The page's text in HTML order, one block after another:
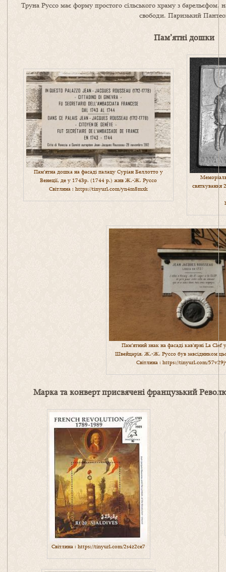
Труна Руссо має форму простого сільського храму з барельєфом,
свободи. Паризький
Пам’ятні дошки
Пам’ятна дошка на фасаді палацу Суріан Беллотто у
Венеції, де у 1743р. (1744 р.) жив Ж.-Ж. Руссо
Світлина : https://tinyurl.com/yn4m8mxk
Пам’ятний знак на фасаді кав’ярні La Clef
Швейцарія. Ж.-Ж. Руссо був завсідником
Світлина : https://tinyurl.com/
Марка та конверт присвячені французький
Світлина : https://tinyurl.com/2s4z2ce7